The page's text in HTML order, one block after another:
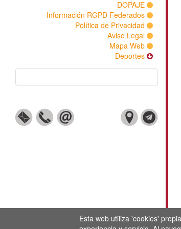
Esta web utiliza 'cookies'
DOPAJE
Información RGPD Federados
Política de Privacidad
Aviso Legal
Mapa Web
Deportes